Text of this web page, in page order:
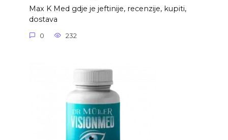
Max K Med gdje je jeftinije, recenzije, kupiti,
dostava
0 232